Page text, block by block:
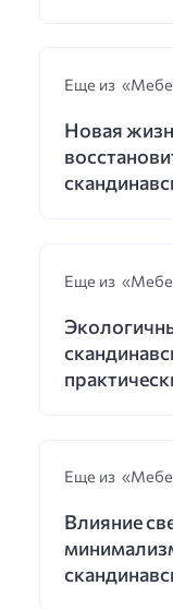
Еще из
Новая
Еще из
Еще из
Влияние